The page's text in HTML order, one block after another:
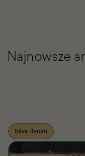
Najnowsze
Silva Rerum